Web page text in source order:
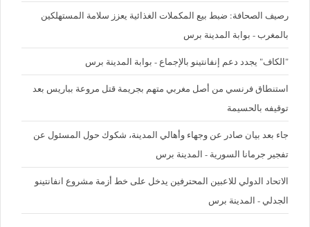
رصيف الصحافة: ضبط بيع المكملات الغذائية يعزز سلامة المستهلكين
بالمغرب - بوابة المدينة برس
"الكاف" يجدد دعم إنفانتينو بالإجماع - بوابة المدينة برس
استنطاق فرنسي من أصل مغربي متهم بجريمة قتل مروعة بباريس بعد
توقيفه بالحسيمة
جاء بعد بيان صادر عن وجهاء وأهالي المدينة، شكوك حول المسئول عن
تفجير جرمانا السورية - المدينة برس
الاتحاد الدولي للاعبين المحترفين يدخل على خط أزمة مشروع انفانتينو
الجدلي - المدينة برس